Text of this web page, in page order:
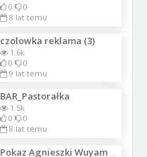
0
0
8 lat temu
czolowka reklama (3)
1.6k
0
0
9 lat temu
BAR_Pastorałka
1.5k
0
0
8 lat temu